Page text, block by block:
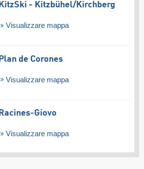
KitzSki - Kitzbühel/​Kirchberg
Visualizzare mappa
Plan de Corones
Visualizzare mappa
Racines-Giovo
Visualizzare mappa